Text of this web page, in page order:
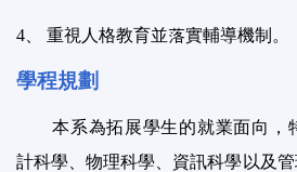
4 、 重視人格教育並落實輔導機制。
學程規劃
本系為拓展學生的就業面向，
計科學、物理科學、資訊科學以及